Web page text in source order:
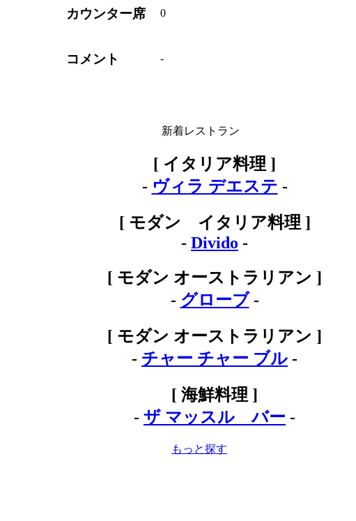
カウンター席 0
コメント -
新着レストラン
[ イタリア料理 ]
- ヴィラ デエステ -
[ モダン イタリア料理 ]
- Divido -
[ モダン オーストラリアン ]
- グローブ-
[ モダン オーストラリアン ]
- チャー チャー ブル -
[ 海鮮料理 ]
- ザ マッスル バー -
もっと探す